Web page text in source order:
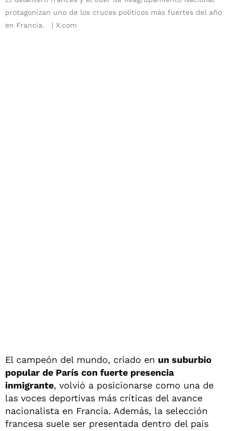
protagonizan uno de los cruces políticos más fuertes del año
en Francia.
X.com
El campeón del mundo, criado en un suburbio
popular de París con fuerte presencia
inmigrante, volvió a posicionarse como una de
las voces deportivas más críticas del avance
nacionalista en Francia. Además, la selección
francesa suele ser presentada dentro del país